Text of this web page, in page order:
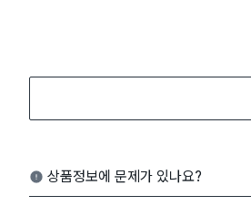
상품정보에 문제가 있나요?